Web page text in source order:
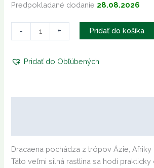
Predpokladané dodanie 28.08.2026
- + Pridať do košíka
Pridať do Obľúbených
Dracaena pochádza z trópov Ázie, Afriky
Táto veľmi silná rastlina sa hodí